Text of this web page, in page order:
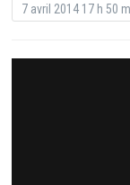
7 avril 2014 17 h 50